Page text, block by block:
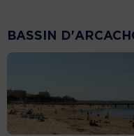
BASSIN